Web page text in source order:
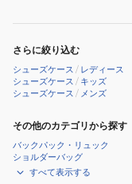
さらに絞り込む
シューズケース / レディース
シューズケース / キッズ
シューズケース / メンズ
その他のカテゴリから探す
バックパック・リュック
ショルダーバッグ
すべて表示する